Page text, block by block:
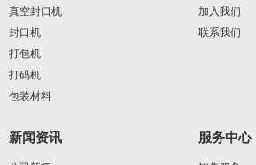
真空封口机
封口机
打包机
打码机
包装材料
加入我们
联系我们
新闻资讯 服务中心